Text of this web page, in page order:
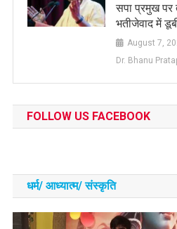
सपा प्रमुख पर
भतीजेवाद में
August 7,
Dr. Bhanu
FOLLOW US FACEBOOK
धर्म/ आध्‍यात्‍म/ संस्‍कृति